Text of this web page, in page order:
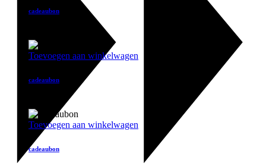
cadeaubon
Toevoegen aan winkelwagen
cadeaubon
Toevoegen aan winkelwagen
cadeaubon